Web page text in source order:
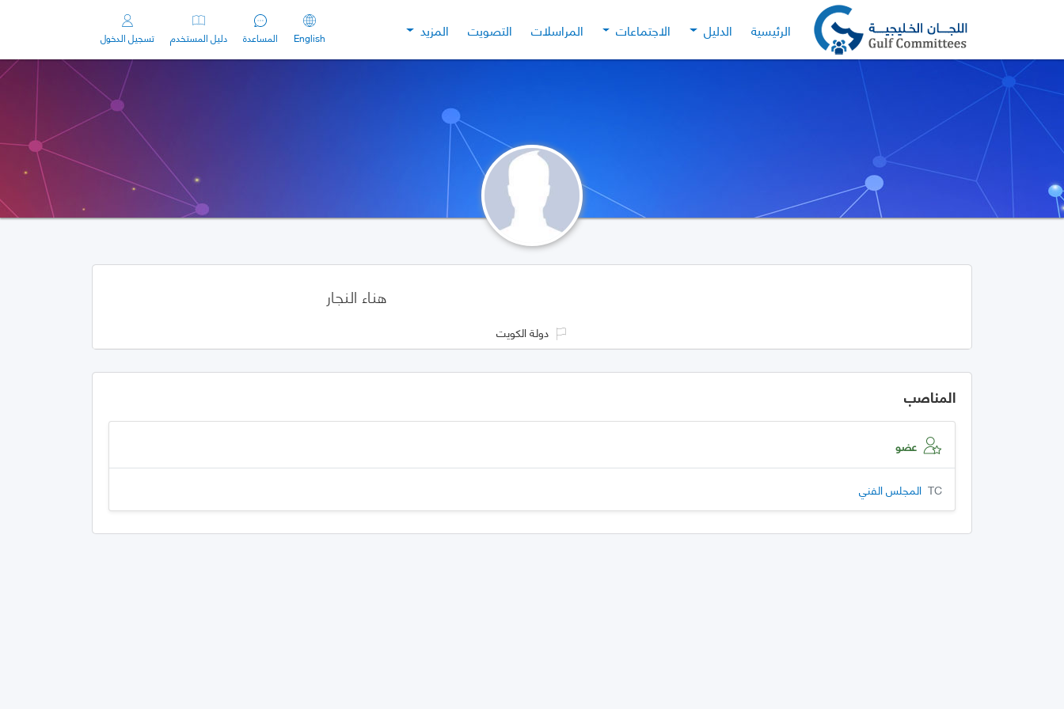
الرئيسية الدليل الاجتماعات المراسلات التصويت المزيد English المساعدة دليل المستخدم تسجيل الدخول
هناء النجار
دولة الكويت
المناصب
عضو
TC المجلس الفني